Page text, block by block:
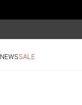
NEWSSALE